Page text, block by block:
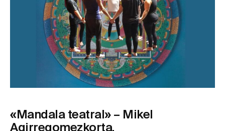
«Mandala teatral» – Mikel
Agirregomezkorta.